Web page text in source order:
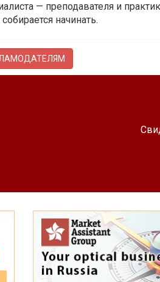
— преподавателя и
начинать.